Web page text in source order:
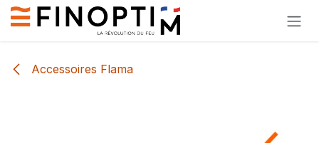
Se rendre au contenu
Accessoires Flama